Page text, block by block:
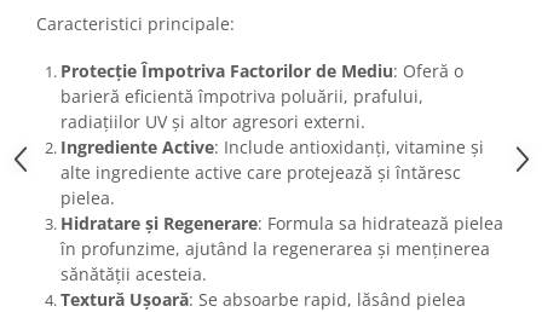
ACNEE - ROZACEE
CURATARE - EXFOLIERE
HIDRATARE
ILUMINARE
INGRIJIREA OCHILOR
INGRIJIREA PIELII CORPULUI
PROTECTIE SOLARA
SETURI / KITURI
Caracteristici principale:
Protecție Împotriva Factorilor de Mediu: Oferă o
barieră eficientă împotriva poluării, prafului,
radiațiilor UV și altor agresori externi.
Ingrediente Active: Include antioxidanți, vitamine și
alte ingrediente active care protejează și întăresc
pielea.
Hidratare și Regenerare: Formula sa hidratează pielea
în profunzime, ajutând la regenerarea și menținerea
sănătății acesteia.
Textură Ușoară: Se absoarbe rapid, lăsând pielea